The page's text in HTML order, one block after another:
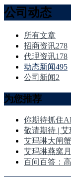
公司动态
所有文章
招商资讯278
代理资讯178
动态新闻495
公司新闻2
为您推荐
你期待抓住
敬请期待 |
艾玛琳大闸
艾玛琳燕窝
百问百答：